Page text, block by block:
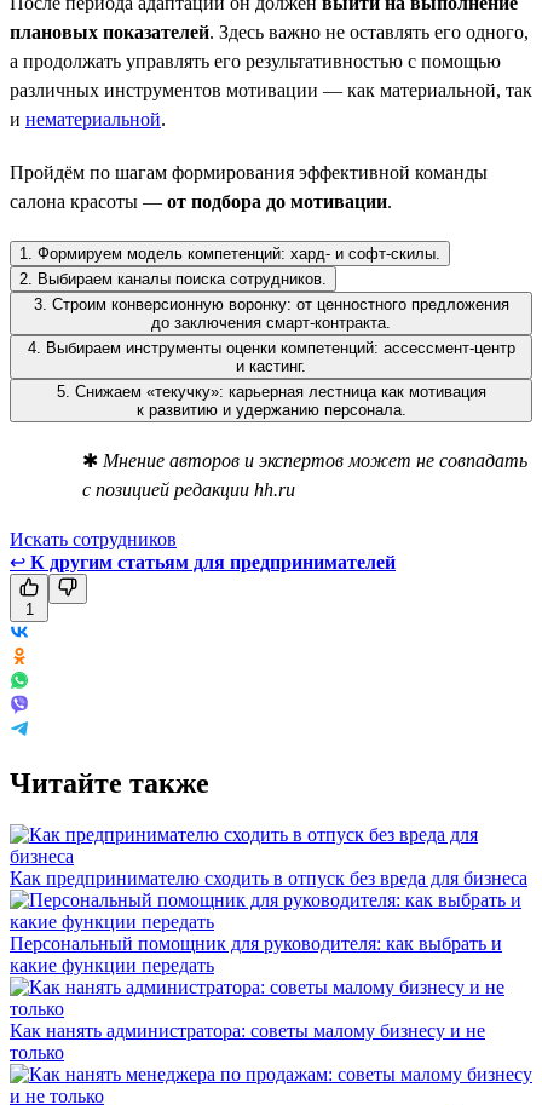
плановых показателей. Здесь важно не оставлять его одного,
а продолжать управлять его результативностью с помощью
различных инструментов мотивации — как материальной, так
и нематериальной.
Пройдём по шагам формирования эффективной команды
салона красоты — от подбора до мотивации.
1. Формируем модель компетенций: хард- и софт-скилы.
2. Выбираем каналы поиска сотрудников.
3. Строим конверсионную воронку: от ценностного предложения
до заключения смарт-контракта.
4. Выбираем инструменты оценки компетенций: ассессмент-центр
и кастинг.
5. Снижаем «текучку»: карьерная лестница как мотивация
к развитию и удержанию персонала.
✱ Мнение авторов и экспертов может не совпадать
с позицией редакции hh.ru
Искать сотрудников
↩ К другим статьям для предпринимателей
1
Читайте также
Как предпринимателю сходить в отпуск без вреда для бизнеса
Персональный помощник для руководителя: как выбрать и
какие функции передать
Как нанять администратора: советы малому бизнесу и не
только